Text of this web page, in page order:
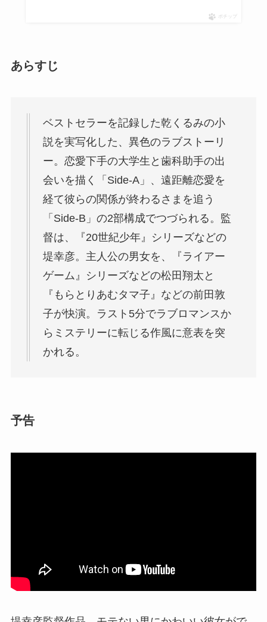
ポチップ
あらすじ
ベストセラーを記録した乾くるみの小
説を実写化した、異色のラブストーリ
ー。恋愛下手の大学生と歯科助手の出
会いを描く「Side-A」、遠距離恋愛を
経て彼らの関係が終わるさまを追う
「Side-B」の2部構成でつづられる。監
督は、『20世紀少年』シリーズなどの
堤幸彦。主人公の男女を、『ライアー
ゲーム』シリーズなどの松田翔太と
『もらとりあむタマ子』などの前田敦
子が快演。ラスト5分でラブロマンスか
らミステリーに転じる作風に意表を突
かれる。
予告